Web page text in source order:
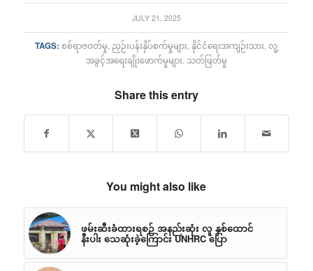
JULY 21, 2025
TAGS: စစ်ရာဇဝတ်မှု, ညှဉ်းပန်းနှိပ်စက်မှုများ,နိုင်ငံရေးအကျဉ်းသား,လူ့
အခွင့်အရေးချိုးဖောက်မှုများ, သတ်ဖြတ်မှု
Share this entry
You might also like
ဖမ်းဆီးခံထားရစဉ် အနည်းဆုံး လူ နှစ်ထောင်
နီးပါး သေဆုံးခဲ့ကြောင်း UNHRC ပြော